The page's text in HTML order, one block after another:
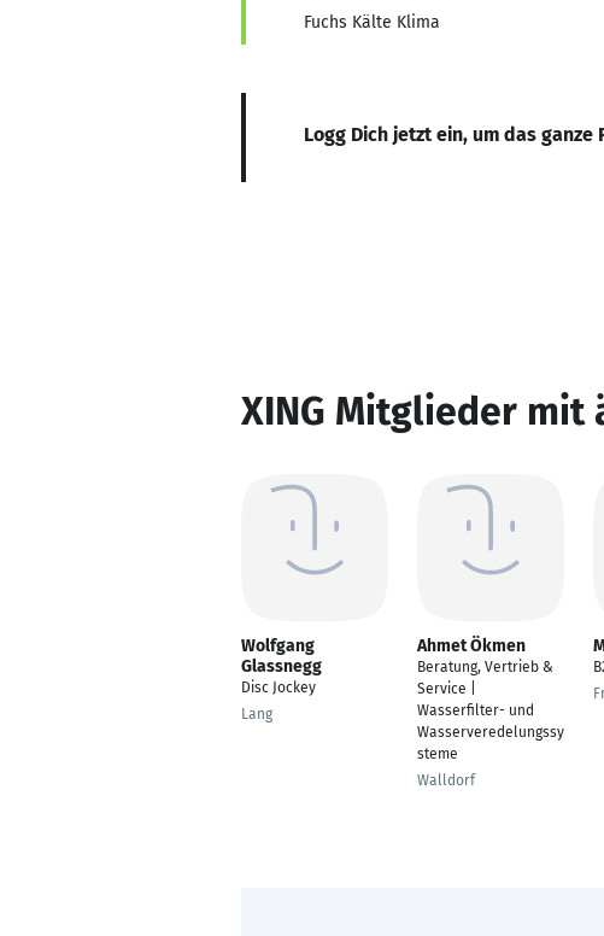
Fuchs Kälte Klima
Logg Dich jetzt ein, um das ganze
XING Mitglieder mit
Wolfgang
Glassnegg
Disc Jockey
Lang
Ahmet Ökmen
Beratung, Vertrieb &
Service |
Wasserfilter- und
Wasserveredelungssy
steme
Walldorf